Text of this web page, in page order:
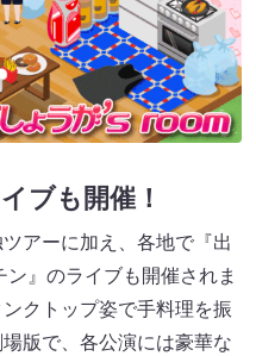
ブも開催！
アーに加え、各地で『出
』のライブも開催されま
クトップ姿で手料理を振
版で、各公演には豪華な